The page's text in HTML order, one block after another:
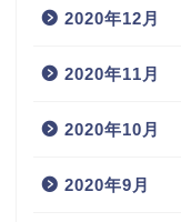
2020年12月
2020年11月
2020年10月
2020年9月